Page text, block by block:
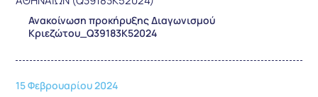
Ανακοίνωση προκήρυξης Διαγωνισμού
Κριεζώτου_Q39183Κ52024
15 Φεβρουαρίου 2024